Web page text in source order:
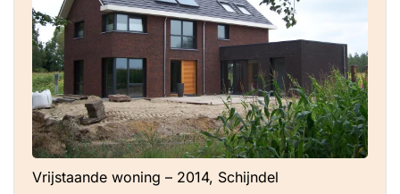
Vrijstaande woning – 2014, Schijndel